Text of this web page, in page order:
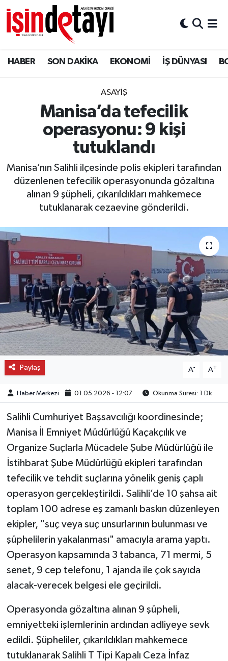
HABER SON DAKİKA EKONOMİ İŞ DÜNYASI
ASAYİŞ
Manisa’da tefecilik
operasyonu: 9 kişi
tutuklandı
Manisa’nın Salihli ilçesinde polis ekipleri tarafından
düzenlenen tefecilik operasyonunda gözaltına
alınan 9 şüpheli, çıkarıldıkları mahkemece
tutuklanarak cezaevine gönderildi.
Paylaş A- A+
Haber Merkezi 01.05.2026 - 12:07 Okunma Süresi: 1 Dk
Salihli Cumhuriyet Başsavcılığı koordinesinde;
Manisa İl Emniyet Müdürlüğü Kaçakçılık ve
Organize Suçlarla Mücadele Şube Müdürlüğü ile
İstihbarat Şube Müdürlüğü ekipleri tarafından
tefecilik ve tehdit suçlarına yönelik geniş çaplı
operasyon gerçekleştirildi. Salihli’de 10 şahsa ait
toplam 100 adrese eş zamanlı baskın düzenleyen
ekipler, "suç veya suç unsurlarının bulunması ve
şüphelilerin yakalanması" amacıyla arama yaptı.
Operasyon kapsamında 3 tabanca, 71 mermi, 5
senet, 9 cep telefonu, 1 ajanda ile çok sayıda
alacak-verecek belgesi ele geçirildi.
Operasyonda gözaltına alınan 9 şüpheli,
emniyetteki işlemlerinin ardından adliyeye sevk
edildi. Şüpheliler, çıkarıldıkları mahkemece
tutuklanarak Salihli T Tipi Kapalı Ceza İnfaz
DÜNYA
Eğitim
ENERJİ HABERİ
GAYRİMENKUL
HABER
LOJİSTİK
SAĞLIK
SON DAKİKA
SPOR
FİNANS
Nöbetçi Eczaneler
Hava Durumu
İstanbul Namaz Vakitleri
Trafik Durumu
Süper Lig Puan Durumu ve Fikstür
Tüm Manşetler
Son Dakika Haberleri